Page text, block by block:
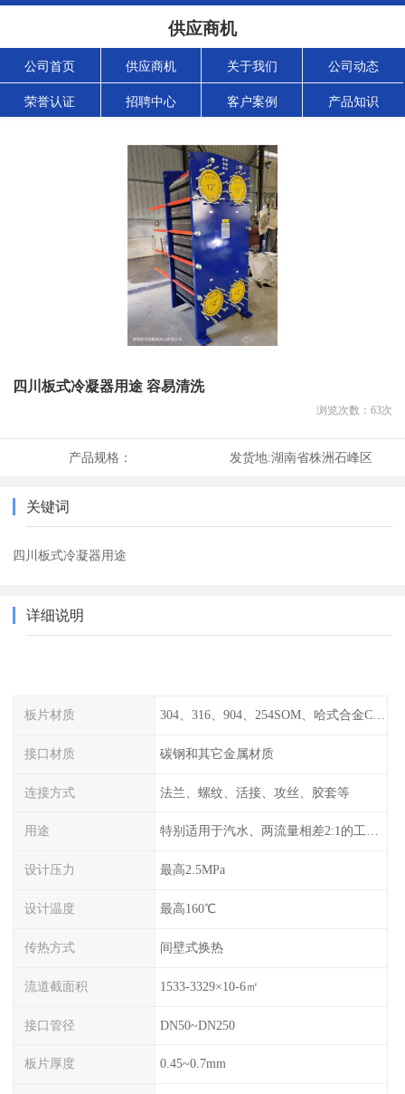
供应商机
公司首页 供应商机 关于我们 公司动态
荣誉认证 招聘中心 客户案例 产品知识
四川板式冷凝器用途 容易清洗
浏览次数： 63次
产品规格： 发货地:湖南省株洲石峰区
关键词
四川板式冷凝器用途
详细说明
板片材质 304、316、904、254SOM、哈式合金C-276、TA1等
接口材质 碳钢和其它金属材质
连接方式 法兰、螺纹、活接、攻丝、胶套等
用途 特别适用于汽水、两流量相差2:1的工况换热。
设计压力 最高2.5MPa
设计温度 最高160℃
传热方式 间壁式换热
流道截面积 1533-3329×10-6㎡
接口管径 DN50~DN250
板片厚度 0.45~0.7mm